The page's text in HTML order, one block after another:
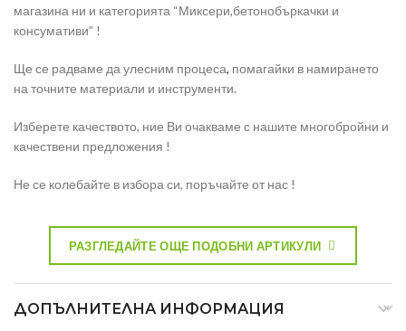
магазина ни и категорията “Миксери,бетонобъркачки и
консумативи” !
Ще се радваме да улесним процеса, помагайки в намирането
на точните материали и инструменти.
Изберете качеството, ние Ви очакваме с нашите многобройни и
качествени предложения !
Не се колебайте в избора си, поръчайте от нас !
РАЗГЛЕДАЙТЕ ОЩЕ ПОДОБНИ АРТИКУЛИ
ДОПЪЛНИТЕЛНА ИНФОРМАЦИЯ